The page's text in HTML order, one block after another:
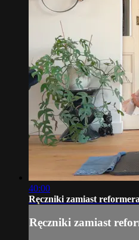
40:00
Ręczniki zamiast
Ręczniki zamiast